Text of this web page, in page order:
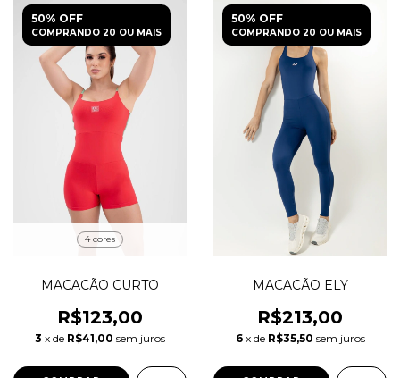
50% OFF
COMPRANDO 20 OU MAIS
4 cores
MACACÃO CURTO
R$123,00
3 x de R$41,00 sem juros
50% OFF
COMPRANDO 20 OU MAIS
MACACÃO ELY
R$213,00
6 x de R$35,50 sem juros